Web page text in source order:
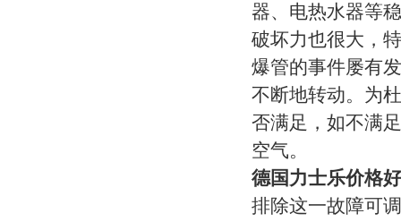
器、电热水器等
破坏力也很大，
爆管的事件屡有
不断地转动。为
否满足，如不满
空气。
德国力士乐价格
排除这一故障可